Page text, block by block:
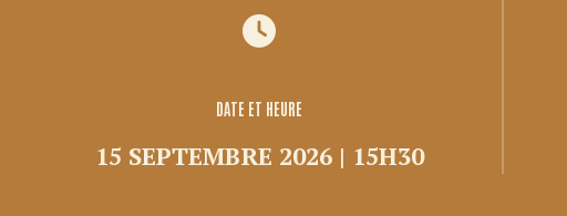
Locations commerciales
DATE ET HEURE
15 SEPTEMBRE 2026 | 15H30